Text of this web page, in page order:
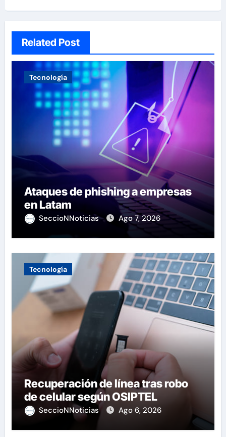
Related Post
Tecnología
Ataques de phishing a empresas
en Latam
SeccioNNoticias Ago 7, 2026
Tecnología
Recuperación de línea tras robo
de celular según OSIPTEL
SeccioNNoticias Ago 6, 2026